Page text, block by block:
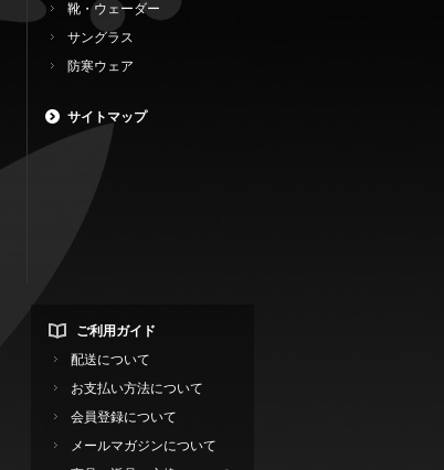
靴・ウェーダー
サングラス
防寒ウェア
サイトマップ
ご利用ガイド
配送について
お支払い方法について
会員登録について
メールマガジンについて